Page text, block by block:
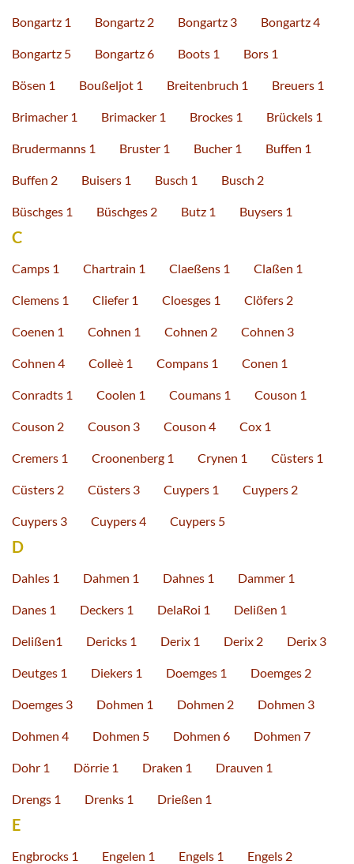
Bongartz 1 Bongartz 2 Bongartz 3 Bongartz 4
Bongartz 5 Bongartz 6 Boots 1 Bors 1
Bösen 1 Boußeljot 1 Breitenbruch 1 Breuers 1
Brimacher 1 Brimacker 1 Brockes 1 Brückels 1
Brudermanns 1 Bruster 1 Bucher 1 Buffen 1
Buffen 2 Buisers 1 Busch 1 Busch 2
Büschges 1 Büschges 2 Butz 1 Buysers 1
C
Camps 1 Chartrain 1 Claeßens 1 Claßen 1
Clemens 1 Cliefer 1 Cloesges 1 Clöfers 2
Coenen 1 Cohnen 1 Cohnen 2 Cohnen 3
Cohnen 4 Colleè 1 Compans 1 Conen 1
Conradts 1 Coolen 1 Coumans 1 Couson 1
Couson 2 Couson 3 Couson 4 Cox 1
Cremers 1 Croonenberg 1 Crynen 1 Cüsters 1
Cüsters 2 Cüsters 3 Cuypers 1 Cuypers 2
Cuypers 3 Cuypers 4 Cuypers 5
D
Dahles 1 Dahmen 1 Dahnes 1 Dammer 1
Danes 1 Deckers 1 DelaRoi 1 Delißen 1
Delißen1 Dericks 1 Derix 1 Derix 2 Derix 3
Deutges 1 Diekers 1 Doemges 1 Doemges 2
Doemges 3 Dohmen 1 Dohmen 2 Dohmen 3
Dohmen 4 Dohmen 5 Dohmen 6 Dohmen 7
Dohr 1 Dörrie 1 Draken 1 Drauven 1
Drengs 1 Drenks 1 Drießen 1
E
Engbrocks 1 Engelen 1 Engels 1 Engels 2